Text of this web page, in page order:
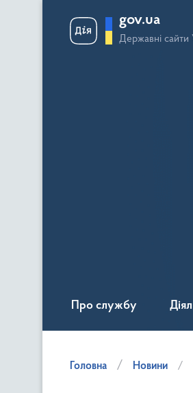
gov.ua
Державні сайти
Про службу
Головна Новини